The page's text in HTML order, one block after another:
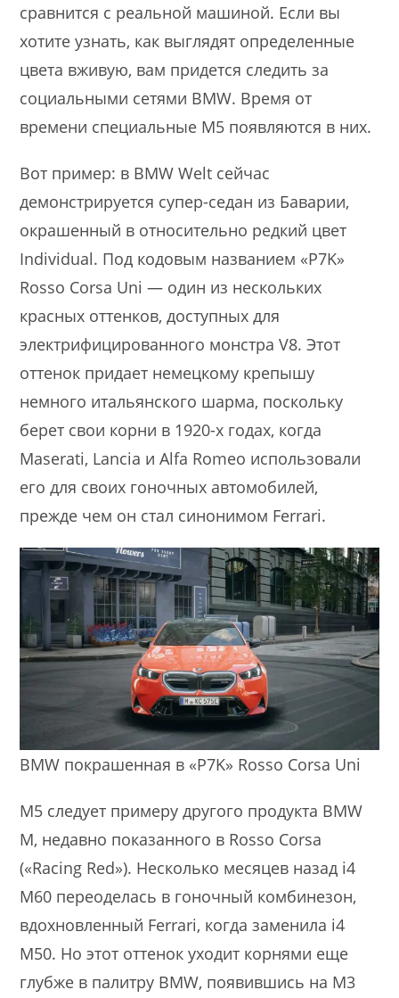
сравнится с реальной машиной. Если вы
хотите узнать, как выглядят определенные
цвета вживую, вам придется следить за
социальными сетями BMW. Время от
времени специальные M5 появляются в них.
Вот пример: в BMW Welt сейчас
демонстрируется супер-седан из Баварии,
окрашенный в относительно редкий цвет
Individual. Под кодовым названием «P7K»
Rosso Corsa Uni — один из нескольких
красных оттенков, доступных для
электрифицированного монстра V8. Этот
оттенок придает немецкому крепышу
немного итальянского шарма, поскольку
берет свои корни в 1920-х годах, когда
Maserati, Lancia и Alfa Romeo использовали
его для своих гоночных автомобилей,
прежде чем он стал синонимом Ferrari.
BMW покрашенная в «P7K» Rosso Corsa Uni
M5 следует примеру другого продукта BMW
M, недавно показанного в Rosso Corsa
(«Racing Red»). Несколько месяцев назад i4
M60 переоделась в гоночный комбинезон,
вдохновленный Ferrari, когда заменила i4
M50. Но этот оттенок уходит корнями еще
глубже в палитру BMW, появившись на M3